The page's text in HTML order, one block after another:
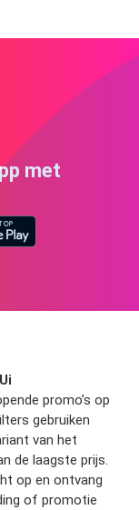
met
Ui
promo’s op
gebruiken
van het
de laagste prijs.
op en ontvang
of promotie